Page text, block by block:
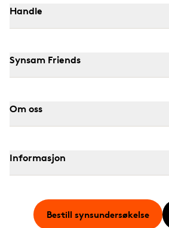
Handle
Synsam Friends
Om oss
Informasjon
Bestill synsundersøkelse